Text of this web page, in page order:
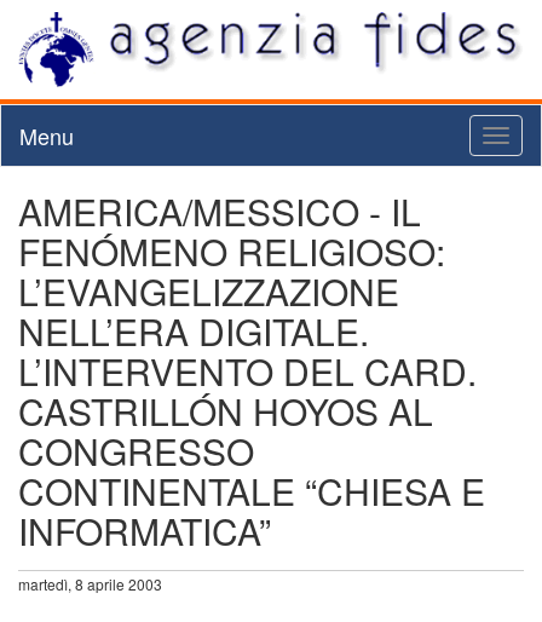
Menu
AMERICA/MESSICO - IL
FENÓMENO RELIGIOSO:
L’EVANGELIZZAZIONE
NELL’ERA DIGITALE.
L’INTERVENTO DEL CARD.
CASTRILLÓN HOYOS AL
CONGRESSO
CONTINENTALE “CHIESA E
INFORMATICA”
martedì, 8 aprile 2003